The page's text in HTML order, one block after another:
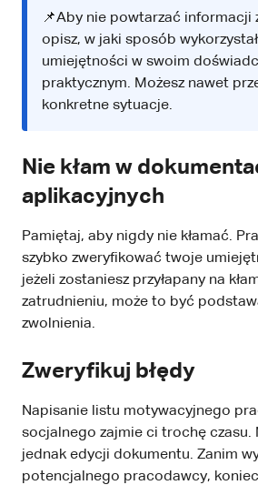
📌Aby nie powtarzać informacji
opisz, w jaki sposób
umiejętności w swoim
praktycznym. Możesz nawet
konkretne sytuacje.
Nie kłam w
aplikacyjnych
Pamiętaj, aby nigdy nie kłamać.
szybko zweryfikować twoje
jeżeli zostaniesz przyłapany na
zatrudnieniu, może to być
zwolnienia.
Zweryfikuj błędy
Napisanie listu motywacyjnego
socjalnego zajmie ci trochę czasu.
jednak edycji dokumentu. Zanim
potencjalnego pracodawcy,